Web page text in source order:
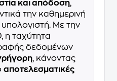
και απόδοση,
την καθημερινή
υπολογιστή. Με την
η ταχύτητα
δεδομένων
, κάνοντας
αποτελεσματικές